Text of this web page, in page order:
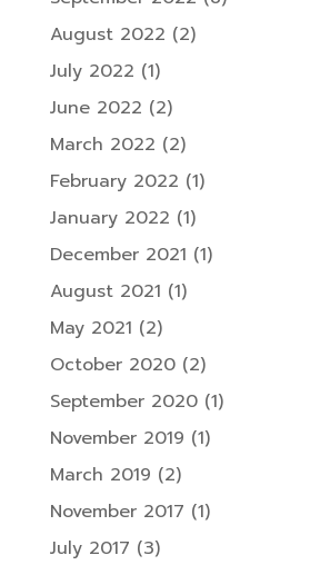
August 2022 (2)
July 2022 (1)
June 2022 (2)
March 2022 (2)
February 2022 (1)
January 2022 (1)
December 2021 (1)
August 2021 (1)
May 2021 (2)
October 2020(2)
September 2020(1)
November 2019 (1)
March 2019 (2)
November 2017 (1)
July 2017 (3)